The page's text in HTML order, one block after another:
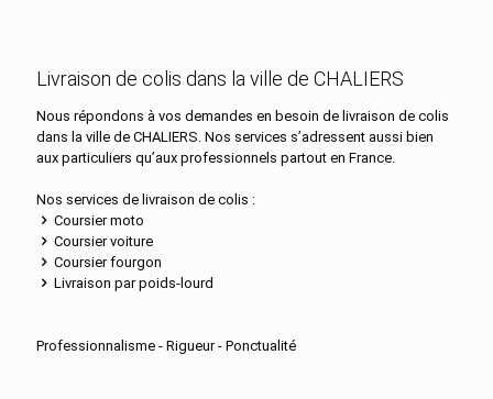
Livraison de colis dans la ville de CHALIERS
Nous répondons à vos demandes en besoin de livraison de colis
dans la ville de CHALIERS. Nos services s’adressent aussi bien
aux particuliers qu’aux professionnels partout en France.
Nos services de livraison de colis :
Coursier moto
Coursier voiture
Coursier fourgon
Livraison par poids-lourd
Professionnalisme - Rigueur - Ponctualité